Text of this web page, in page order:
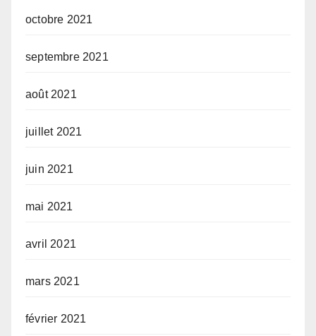
octobre 2021
septembre 2021
août 2021
juillet 2021
juin 2021
mai 2021
avril 2021
mars 2021
février 2021